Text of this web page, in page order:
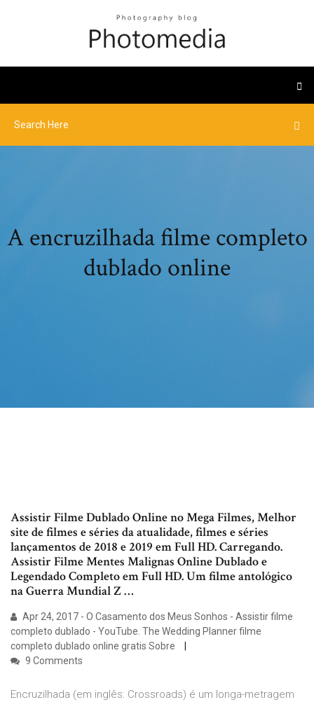
A encruzilhada filme completo
dublado online
Assistir Filme Dublado Online no Mega Filmes, Melhor
site de filmes e séries da atualidade, filmes e séries
lançamentos de 2018 e 2019 em Full HD. Carregando.
Assistir Filme Mentes Malignas Online Dublado e
Legendado Completo em Full HD. Um filme antológico
na Guerra Mundial Z …
Apr 24, 2017 - O Casamento dos Meus Sonhos - Assistir filme
completo dublado - YouTube. The Wedding Planner filme
completo dublado online gratis Sobre
9 Comments
Encruzilhada (em inglês: Crossroads) é um longa-metragem